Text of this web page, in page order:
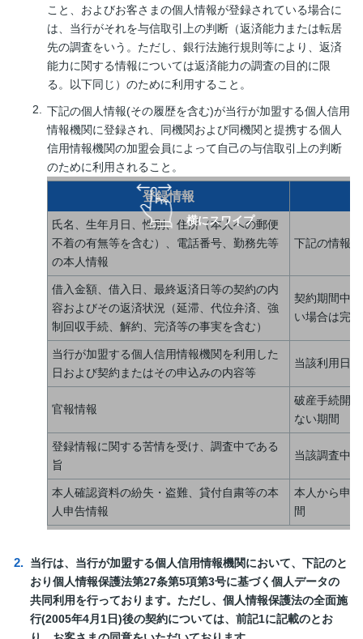
こと、およびお客さまの個人情報が登録されている場合に
は、当行がそれを与信取引上の判断（返済能力または転居
先の調査をいう。ただし、銀行法施行規則等により、返済
能力に関する情報については返済能力の調査の目的に限
る。以下同じ）のために利用すること。
下記の個人情報(その履歴を含む)が当行が加盟する個人信用
情報機関に登録され、同機関および同機関と提携する個人
信用情報機関の加盟会員によって自己の与信取引上の判断
のために利用されること。
登録情報
氏名、生年月日、性別、住所（本人への郵便
不着の有無等を含む）、電話番号、勤務先等
の本人情報
下記の情報
借入金額、借入日、最終返済日等の契約の内
容およびその返済状況（延滞、代位弁済、強
制回収手続、解約、完済等の事実を含む）
契約期間中
い場合は完
当行が加盟する個人信用情報機関を利用した
日および契約またはその申込みの内容等
当該利用日
官報情報
破産手続開
ない期間
登録情報に関する苦情を受け、調査中である
旨
当該調査中
本人確認資料の紛失・盗難、貸付自粛等の本
人申告情報
本人から申
間
横にスワイプ
当行は、当行が加盟する個人信用情報機関において、下記のと
おり個人情報保護法第27条第5項第3号に基づく個人データの
共同利用を行っております。ただし、個人情報保護法の全面施
行(2005年4月1日)後の契約については、前記1に記載のとお